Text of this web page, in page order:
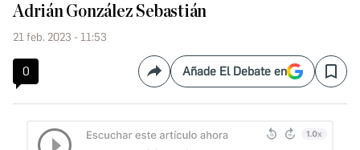
Adrián González Sebastián
21 feb. 2023 - 11:53
0 CompartirAñade El Debate en Save